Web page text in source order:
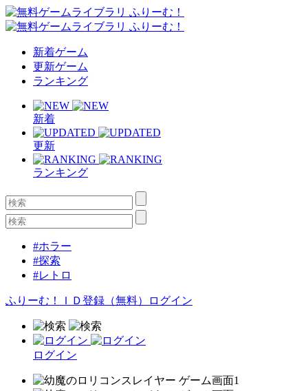
新着ゲーム
更新ゲーム
ランキング
新着
更新
ランキング
#ホラー
#探索
#レトロ
ふりーむ！ＩＤ登録（無料） ログイン
ログイン